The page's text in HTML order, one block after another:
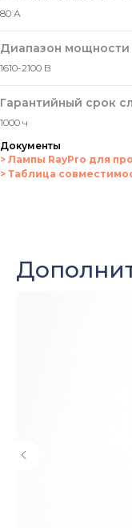
80 А
Диапазон мощности
1610-2100 В
Гарантийный срок
1000 ч
Документы
> Лампы RayPro для
> Таблица
Мы свяжемся с